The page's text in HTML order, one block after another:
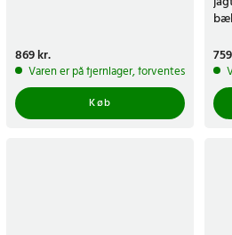
Pris:869 kr.
869 kr.
Varen er på fjernlager, forventes at blive
Køb
Pris